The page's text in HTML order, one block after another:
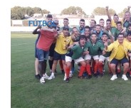
FÚTBOL